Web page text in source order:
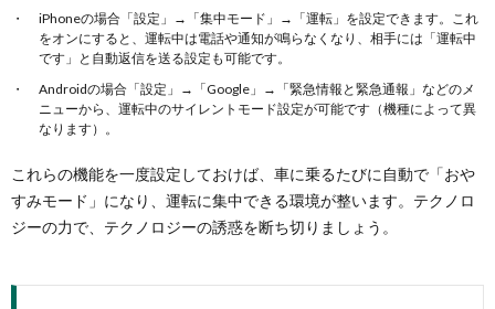
iPhoneの場合「設定」→「集中モード」→「運転」を設定できます。これ
をオンにすると、運転中は電話や通知が鳴らなくなり、相手には「運転中
です」と自動返信を送る設定も可能です。
Androidの場合「設定」→「Google」→「緊急情報と緊急通報」などのメ
ニューから、運転中のサイレントモード設定が可能です（機種によって異
なります）。
これらの機能を一度設定しておけば、車に乗るたびに自動で「おや
すみモード」になり、運転に集中できる環境が整います。テクノロ
ジーの力で、テクノロジーの誘惑を断ち切りましょう。